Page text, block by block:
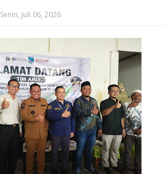
Senin, Juli 06, 2026